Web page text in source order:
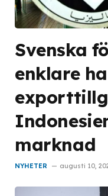
Svenska
enklare
marknad
NYHETER augusti 10,